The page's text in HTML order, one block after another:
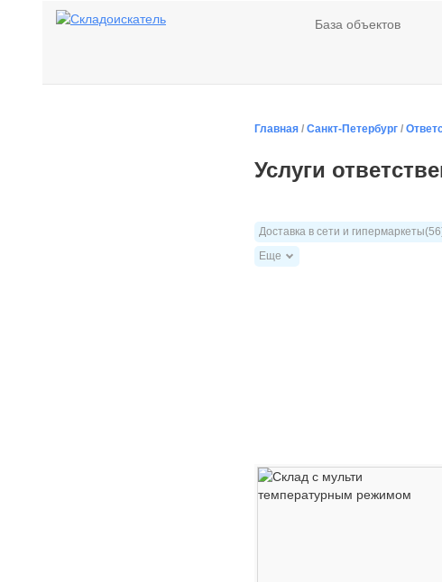
База объектов
Главная / Санкт-Петербург /
Услуги
Доставка в сети и
Еще